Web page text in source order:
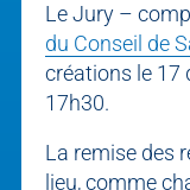
Le Jury –
du Conseil de
créations le 17
17h30.
La remise des
lieu, comme